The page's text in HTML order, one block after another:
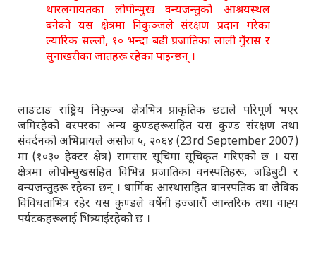
थारलगायतका लोपोन्मुख वन्यजन्तुको आश्रयस्थल
बनेको यस क्षेत्रमा निकुञ्जले संरक्षण प्रदान गरेका
ल्यारिक सल्लो, १० भन्दा बढी प्रजातिका लाली गुँरास र
सुनाखरीका जातहरू रहेका पाइन्छन् ।
लाङटाङ राष्ट्रिय निकुञ्ज क्षेत्रभित्र प्राकृतिक छटाले परिपूर्ण भएर
जमिरहेको वरपरका अन्य कुण्डहरूसहित यस कुण्ड संरक्षण तथा
संवर्दनको अभिप्रायले असोज ५, २०६४ (23rd September 2007)
मा (१०३० हेक्टर क्षेत्र) रामसार सूचिमा सूचिकृत गरिएको छ । यस
क्षेत्रमा लोपोन्मुखसहित विभिन्न प्रजातिका वनस्पतिहरू, जडिबुटी र
वन्यजन्तुहरू रहेका छन् । धार्मिक आस्थासहित वानस्पतिक वा जैविक
विविधताभित्र रहेर यस कुण्डले वर्षेनी हज्जारौं आन्तरिक तथा वाह्‍य
पर्यटकहरूलाई भित्र्याईरहेको छ ।